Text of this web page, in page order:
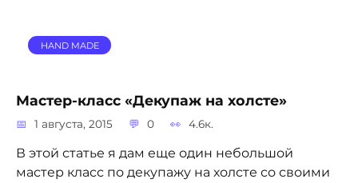
HAND MADE
Мастер-класс «Декупаж на холсте»
1 августа, 2015 0 4.6к.
В этой статье я дам еще один небольшой
мастер класс по декупажу на холсте со своими